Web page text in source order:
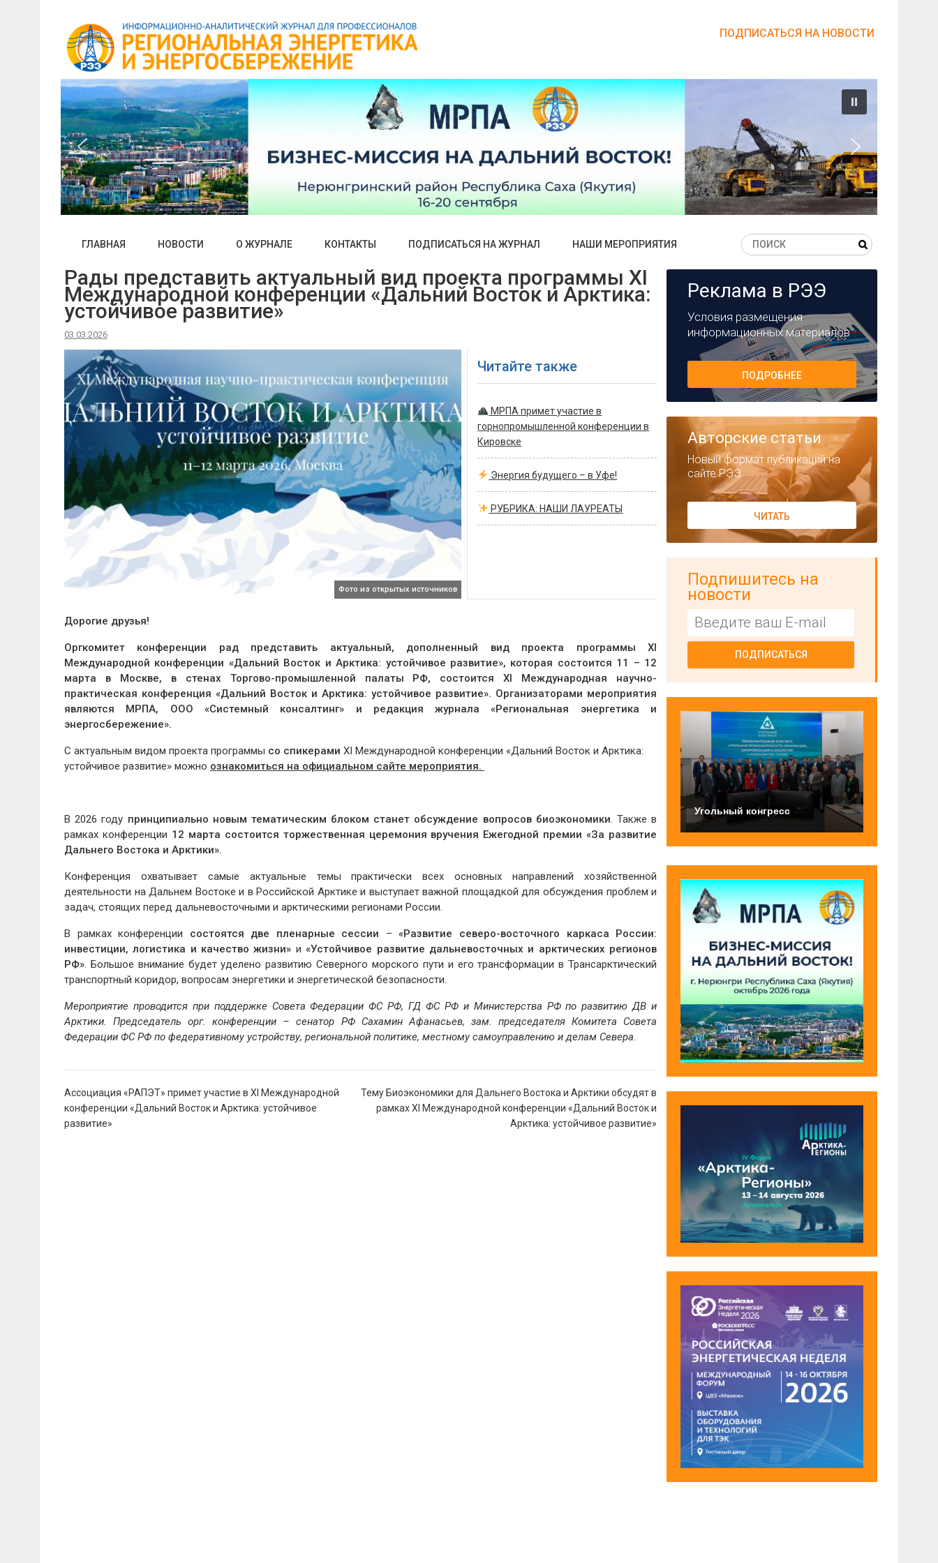
ПОДПИСАТЬСЯ НА НОВОСТИ
ГЛАВНАЯ НОВОСТИ О ЖУРНАЛЕ КОНТАКТЫ ПОДПИСАТЬСЯ НА ЖУРНАЛ НАШИ МЕРОПРИЯТИЯ
Рады представить актуальный вид проекта программы XI
Международной конференции «Дальний Восток и Арктика:
устойчивое развитие»
03.03.2026
Фото из открытых источников
Читайте также
МРПА примет участие в
горнопромышленной конференции в
Кировске
Энергия будущего – в Уфе!
РУБРИКА: НАШИ ЛАУРЕАТЫ
Дорогие друзья!
Оргкомитет конференции рад представить актуальный, дополненный вид проекта программы XI
Международной конференции «Дальний Восток и Арктика: устойчивое развитие», которая состоится 11 – 12
марта в Москве, в стенах Торгово-промышленной палаты РФ, состоится XI Международная научно-
практическая конференция «Дальний Восток и Арктика: устойчивое развитие». Организаторами мероприятия
являются МРПА, ООО «Системный консалтинг» и редакция журнала «Региональная энергетика и
энергосбережение».
С актуальным видом проекта программы со спикерами XI Международной конференции «Дальний Восток и Арктика:
устойчивое развитие» можно ознакомиться на официальном сайте мероприятия.
В 2026 году принципиально новым тематическим блоком станет обсуждение вопросов биоэкономики. Также в
рамках конференции 12 марта состоится торжественная церемония вручения Ежегодной премии «За развитие
Дальнего Востока и Арктики».
Конференция охватывает самые актуальные темы практически всех основных направлений хозяйственной
деятельности на Дальнем Востоке и в Российской Арктике и выступает важной площадкой для обсуждения проблем и
задач, стоящих перед дальневосточными и арктическими регионами России.
В рамках конференции состоятся две пленарные сессии –«Развитие северо-восточного каркаса России:
инвестиции, логистика и качество жизни» и«Устойчивое развитие дальневосточных и арктических регионов
РФ». Большое внимание будет уделено развитию Северного морского пути и его трансформации в Трансарктический
транспортный коридор, вопросам энергетики и энергетической безопасности.
Мероприятие проводится при поддержке Совета Федерации ФС РФ, ГД ФС РФ и Министерства РФ по развитию ДВ и
Арктики. Председатель орг. конференции – сенатор РФ Сахамин Афанасьев, зам. председателя Комитета Совета
Федерации ФС РФ по федеративному устройству, региональной политике, местному самоуправлению и делам Севера.
Навигация
по
записям
Ассоциация «РАПЭТ» примет участие в XI Международной
конференции «Дальний Восток и Арктика: устойчивое
развитие»
Тему Биоэкономики для Дальнего Востока и Арктики обсудят в
рамках XI Международной конференции «Дальний Восток и
Арктика: устойчивое развитие»
Реклама в РЭЭ
Условия размещения
информационных материалов
ПОДРОБНЕЕ
Авторские статьи
Новый формат публикаций на
сайте РЭЭ
ЧИТАТЬ
Подпишитесь на
новости
ПОДПИСАТЬСЯ
Угольный конгресс